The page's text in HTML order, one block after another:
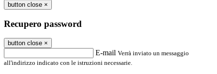
button close ×
Recupero password
button close ×
E-mail Verrà inviato un messaggio
all'indirizzo indicato con le istruzioni necessarie.